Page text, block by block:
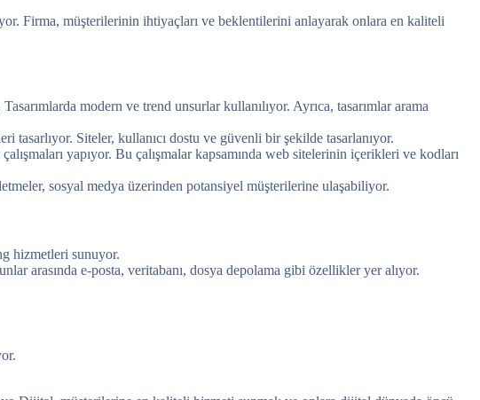
Firma, müşterilerinin ihtiyaçları ve beklentilerini anlayarak onlara en kaliteli
modern ve trend unsurlar kullanılıyor. Ayrıca, tasarımlar arama
Siteler, kullanıcı dostu ve güvenli bir şekilde tasarlanıyor.
yapıyor. Bu çalışmalar kapsamında web sitelerinin içerikleri ve kodları
sosyal medya üzerinden potansiyel müşterilerine ulaşabiliyor.
hizmetleri sunuyor.
arasında e-posta, veritabanı, dosya depolama gibi özellikler yer alıyor.